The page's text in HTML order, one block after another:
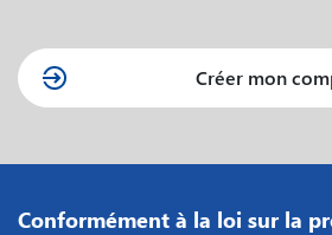
Créer mon
Conformément à la loi sur la